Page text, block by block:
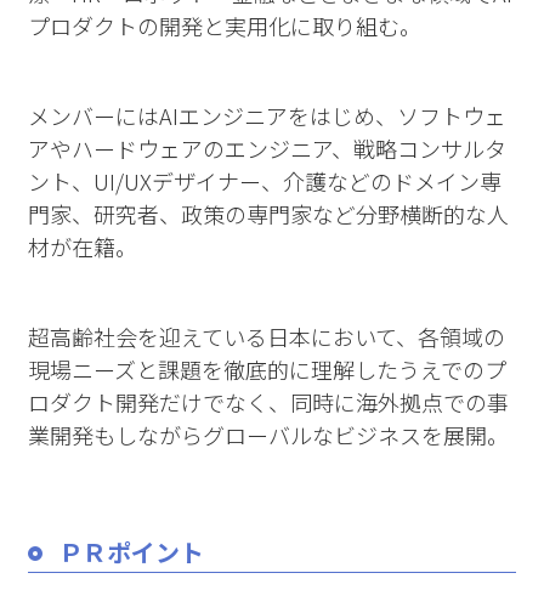
プロダクトの開発と実用化に取り組む。
メンバーにはAIエンジニアをはじめ、ソフトウェ
アやハードウェアのエンジニア、戦略コンサルタ
ント、UI/UXデザイナー、介護などのドメイン専
門家、研究者、政策の専門家など分野横断的な人
材が在籍。
超高齢社会を迎えている日本において、各領域の
現場ニーズと課題を徹底的に理解したうえでのプ
ロダクト開発だけでなく、同時に海外拠点での事
業開発もしながらグローバルなビジネスを展開。
ＰＲポイント